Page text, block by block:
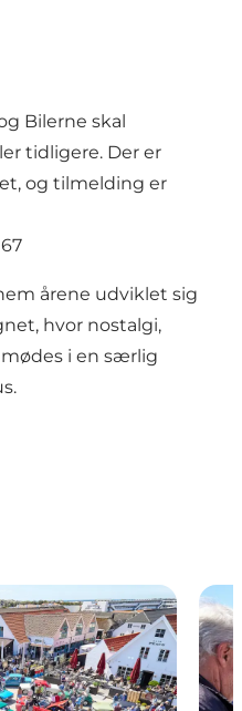
Bilerne skal
tidligere. Der er
og tilmelding er
årene udviklet sig
hvor nostalgi,
i en særlig